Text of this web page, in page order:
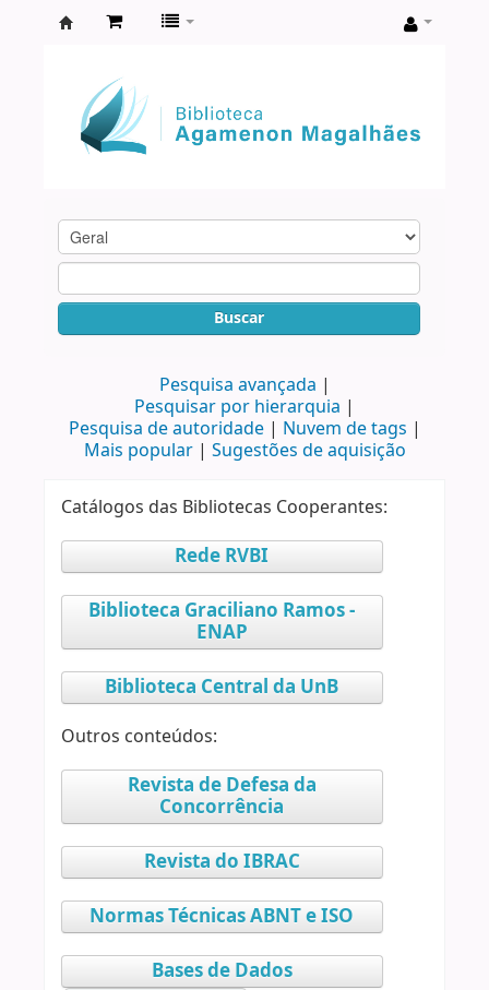
Agamenon
Magalhães
Buscar
Pesquisa avançada
Pesquisar por hierarquia
Pesquisa de autoridade
Nuvem de tags
Mais popular
Sugestões de aquisição
Catálogos das Bibliotecas Cooperantes:
Rede RVBI
Biblioteca Graciliano Ramos -
ENAP
Biblioteca Central da UnB
Outros conteúdos:
Revista de Defesa da
Concorrência
Revista do IBRAC
Normas Técnicas ABNT e ISO
Bases de Dados